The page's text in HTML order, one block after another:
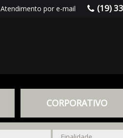
Atendimento por e-mail (19)
CORPORATIVO